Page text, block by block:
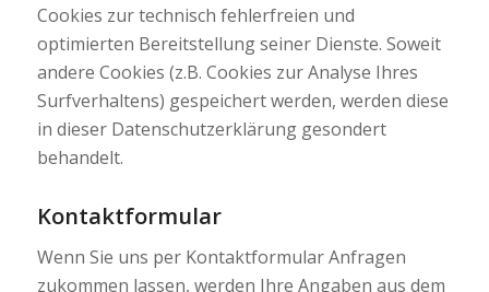
Cookies zur technisch fehlerfreien und
optimierten Bereitstellung seiner Dienste. Soweit
andere Cookies (z.B. Cookies zur Analyse Ihres
Surfverhaltens) gespeichert werden, werden diese
in dieser Datenschutzerklärung gesondert
behandelt.
Kontaktformular
Wenn Sie uns per Kontaktformular Anfragen
zukommen lassen, werden Ihre Angaben aus dem